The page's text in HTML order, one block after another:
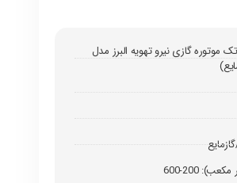
گازی نیرو تهویه البرز مدل
200-600